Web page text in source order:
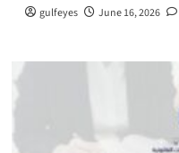
gulfeyes June 16, 2026